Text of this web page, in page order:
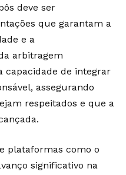
deve ser
que garantam a
e a
arbitragem
capacidade de integrar
assegurando
respeitados e que a
plataformas como o
significativo na